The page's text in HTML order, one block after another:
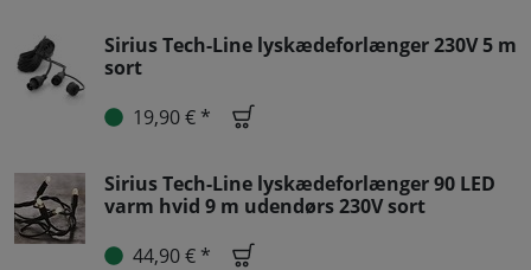
Sirius Tech-Line lyskædeforlænger 230V 5 m
sort
19,90 € *
Sirius Tech-Line lyskædeforlænger 90 LED
varm hvid 9 m udendørs 230V sort
44,90 € *